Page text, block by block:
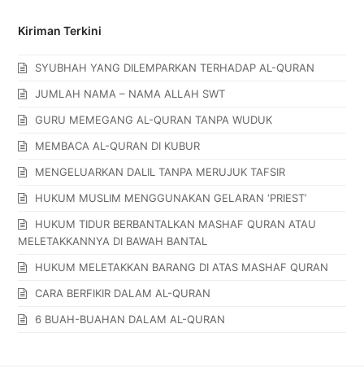
Kiriman Terkini
SYUBHAH YANG DILEMPARKAN TERHADAP AL-QURAN
JUMLAH NAMA – NAMA ALLAH SWT
GURU MEMEGANG AL-QURAN TANPA WUDUK
MEMBACA AL-QURAN DI KUBUR
MENGELUARKAN DALIL TANPA MERUJUK TAFSIR
HUKUM MUSLIM MENGGUNAKAN GELARAN ‘PRIEST’
HUKUM TIDUR BERBANTALKAN MASHAF QURAN ATAU
MELETAKKANNYA DI BAWAH BANTAL
HUKUM MELETAKKAN BARANG DI ATAS MASHAF QURAN
CARA BERFIKIR DALAM AL-QURAN
6 BUAH-BUAHAN DALAM AL-QURAN